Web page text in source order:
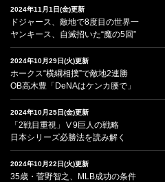
2024年11月1日(金)更新
ドジャース、敵地で8度目の世界一
ヤンキース、自滅招いた“魔の5回”
2024年10月29日(火)更新
ホークス“横綱相撲”で敵地2連勝
OB高木豊「DeNAはケンカ腰で」
2024年10月25日(金)更新
「2戦目重視」Ⅴ9巨人の戦略
日本シリーズ必勝法を読み解く
2024年10月22日(火)更新
35歳・菅野智之、MLB成功の条件